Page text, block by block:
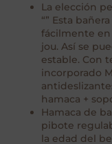
La elección
“” Esta
fácilmente en
jou. Así se
estable. Con
incorporado
hamaca +
Hamaca de
pibote
la edad del